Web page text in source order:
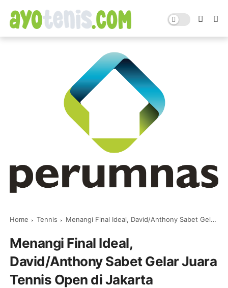
Home Tennis Menangi Final Ideal, David/Anthony Sabet Gelar Juara Tennis Open di Jakarta
Menangi Final Ideal,
David/Anthony Sabet Gelar Juara
Tennis Open di Jakarta